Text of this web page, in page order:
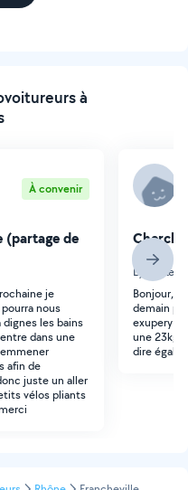
à
À convenir
(partage de
je
nous
les bains
dans une
afin de
juste un aller
vélos pliants
frais)
Lyon (Le
Bonjour,
demain
exupery
une 23kg,
dire